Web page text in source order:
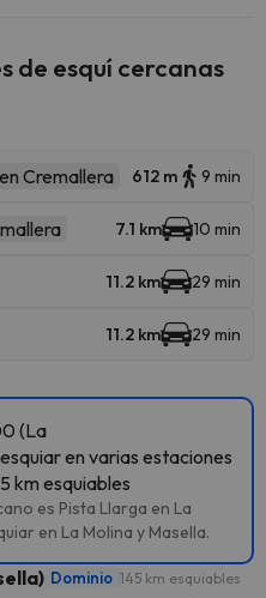
de esquí cercanas
Cremallera 612 m 9 min
7.1 km 10 min
11.2 km 29 min
11.2 km 29 min
(La
en varias estaciones
km esquiables
es Pista Llarga en La
en La Molina y Masella.
Dominio 145 km esquiables